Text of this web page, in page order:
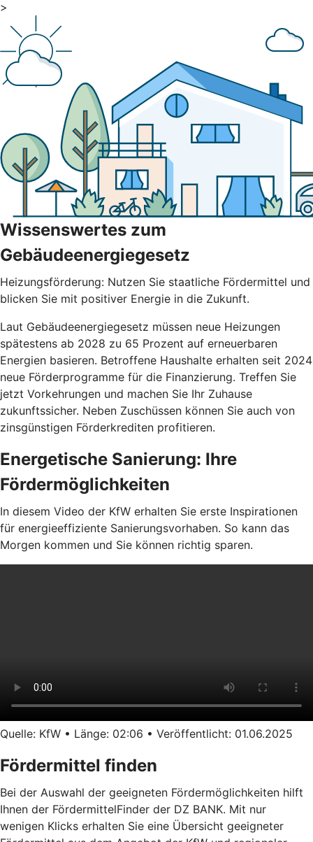
>
Wissenswertes zum
Gebäudeenergiegesetz
Heizungsförderung: Nutzen Sie staatliche Fördermittel und
blicken Sie mit positiver Energie in die Zukunft.
Laut Gebäudeenergiegesetz müssen neue Heizungen
spätestens ab 2028 zu 65 Prozent auf erneuerbaren
Energien basieren. Betroffene Haushalte erhalten seit 2024
neue Förderprogramme für die Finanzierung. Treffen Sie
jetzt Vorkehrungen und machen Sie Ihr Zuhause
zukunftssicher. Neben Zuschüssen können Sie auch von
zinsgünstigen Förderkrediten profitieren.
Energetische Sanierung: Ihre
Fördermöglichkeiten
In diesem Video der KfW erhalten Sie erste Inspirationen
für energieeffiziente Sanierungsvorhaben. So kann das
Morgen kommen und Sie können richtig sparen.
Quelle: KfW • Länge: 02:06 • Veröffentlicht: 01.06.2025
Fördermittel finden
Bei der Auswahl der geeigneten Fördermöglichkeiten hilft
Ihnen der FördermittelFinder der DZ BANK. Mit nur
wenigen Klicks erhalten Sie eine Übersicht geeigneter